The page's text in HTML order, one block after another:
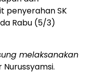
penyerahan SK
Rabu (5/3)
melaksanakan
Nurussyamsi.